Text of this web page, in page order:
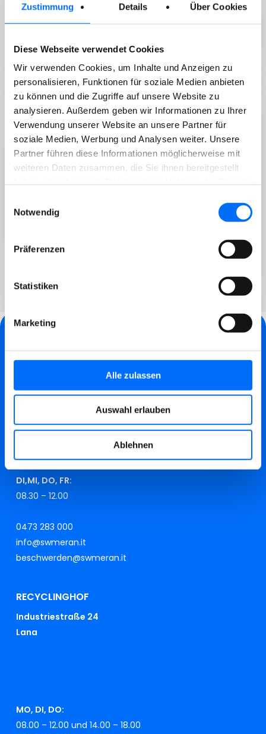
Zustimmung Details Über Cookies
Diese Webseite verwendet Cookies
Wir verwenden Cookies, um Inhalte und Anzeigen zu
personalisieren, Funktionen für soziale Medien anbieten
zu können und die Zugriffe auf unsere Website zu
analysieren. Außerdem geben wir Informationen zu Ihrer
Verwendung unserer Website an unsere Partner für
soziale Medien, Werbung und Analysen weiter. Unsere
Partner führen diese Informationen möglicherweise mit
weiteren Daten zusammen, die Sie ihnen bereitgestellt
Notwendig
Präferenzen
Statistiken
Marketing
Alle zulassen
Auswahl erlauben
Ablehnen
DIENSTE
29/07/2026
Sammlung von gefährlichen
Hausabfällen
Sehr geehrter Kunde, wir machen darauf aufmerksam,
HAUPTSITZ
Fußgängereingang
Einfahrt für Fahrzeuge
DI,MI, DO, FR:
08.30 – 12.00
0473 283 000
info@swmeran.it
beschwerden@swmeran.it
RECYCLINGHOF
Industriestraße 24
Lana
MO, DI, DO:
08.00 – 12.00 und 14.00 – 18.00